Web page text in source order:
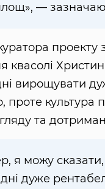
—
проекту
квасолі
вирощувати
проте культура
та
я можу
дуже